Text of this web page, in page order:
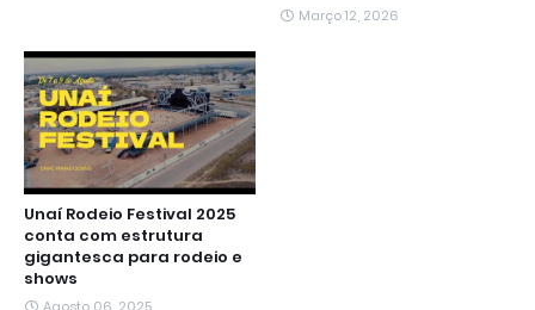
Março 12, 2026
Unaí Rodeio Festival 2025
conta com estrutura
gigantesca para rodeio e
shows